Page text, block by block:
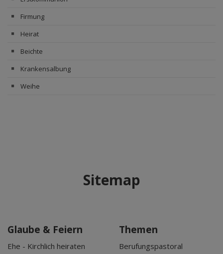
Firmung
Heirat
Beichte
Krankensalbung
Weihe
Sitemap
Glaube & Feiern
Ehe - Kirchlich heiraten
Themen
Berufungspastoral